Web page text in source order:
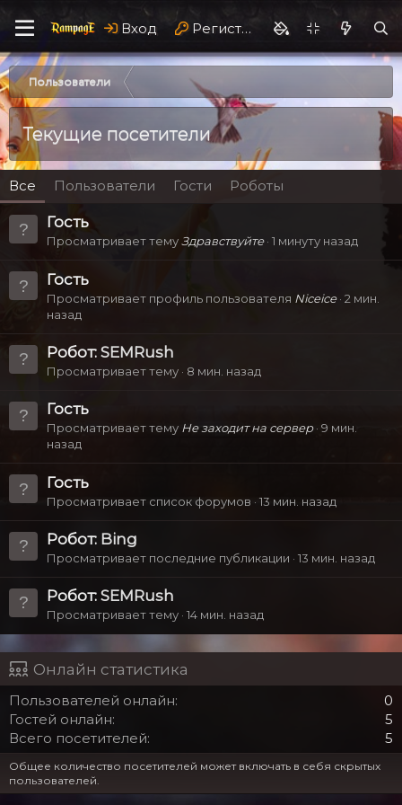
Вход Регистрация
Пользователи
Текущие посетители
Все Пользователи Гости Роботы
Гость
Просматривает темуЗдравствуйте 1 минуту назад
Гость
Просматривает профиль пользователя Niceice 2 мин.
назад
Робот: SEMRush
Просматривает тему 8 мин. назад
Гость
Просматривает тему Не заходит на сервер 9 мин.
назад
Гость
Просматривает список форумов 13 мин. назад
Робот: Bing
Просматривает последние публикации 13 мин. назад
Робот: SEMRush
Просматривает тему 14 мин. назад
Онлайн статистика
Пользователей онлайн
0
Гостей онлайн
5
Всего посетителей
5
Общее количество посетителей может включать в себя скрытых
пользователей.